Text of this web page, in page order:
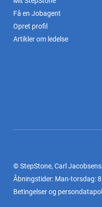
Få en Jobagent
Opret profil
Artikler om ledelse
© StepStone, Carl
Åbningstider: Man-torsdag:
Betingelser og